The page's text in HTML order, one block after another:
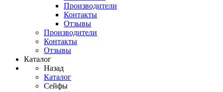
Производители
Контакты
Отзывы
Производители
Контакты
Отзывы
Каталог
Назад
Каталог
Сейфы